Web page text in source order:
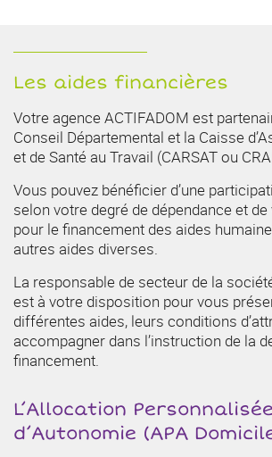
Les aides financières
Votre agence ACTIFADOM est
Conseil Départemental et la Caisse
et de Santé au Travail (CARSAT ou
Vous pouvez bénéficier d’une
selon votre degré de dépendance et
pour le financement des aides
autres aides diverses.
La responsable de secteur de la
est à votre disposition pour vous
différentes aides, leurs conditions
accompagner dans l’instruction de la
financement.
L’Allocation Personnalisée
d’Autonomie (APA